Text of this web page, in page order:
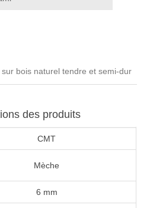
bois naturel tendre et semi-dur
des produits
CMT
Mèche
6 mm